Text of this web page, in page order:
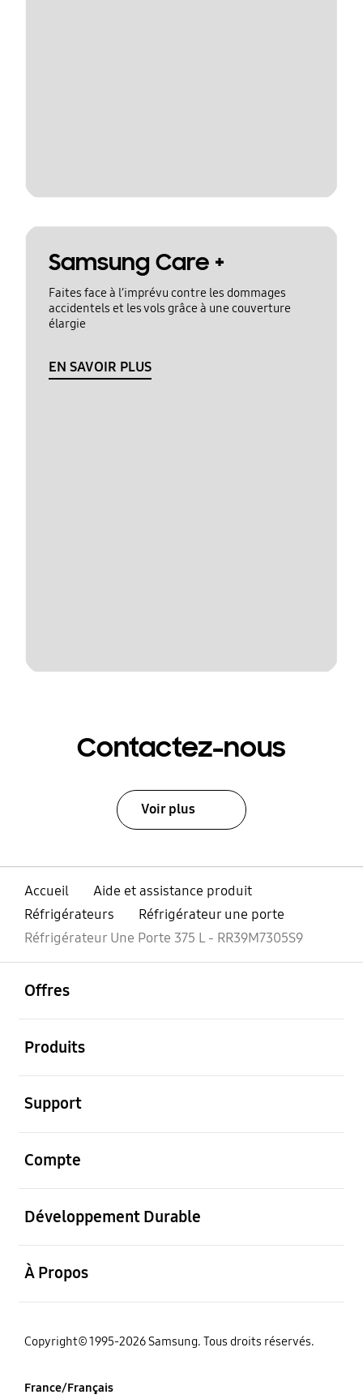
Samsung Care +
Faites face à l’imprévu contre les dommages
accidentels et les vols grâce à une couverture
élargie
EN SAVOIR PLUS
Contactez-nous
Voir plus
Accueil
Aide et assistance produit
Réfrigérateurs
Réfrigérateur une porte
Réfrigérateur Une Porte 375 L - RR39M7305S9
Offres
Produits
Support
Compte
Développement Durable
À Propos
‌Copyright© 1995-2026 Samsung. Tous droits réservés.
France/Français